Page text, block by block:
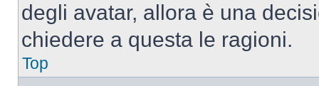
degli avatar, allora è una
chiedere a questa le ragioni.
Top